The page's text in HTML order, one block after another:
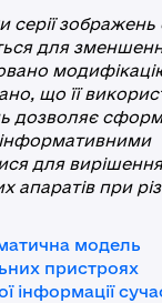
зображень
для
що її
дозволяє
інформативними
для вирішення
апаратів при
модель
пристроях
інформації